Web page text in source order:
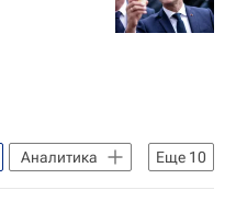
Еще 10
Аналитика